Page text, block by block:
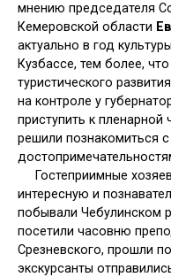
мнению председателя
Кемеровской области
актуально в год
Кузбассе, тем более,
туристического
на контроле у
приступить к пленарной
решили познакомиться
Гостеприимные
интересную и
побывали Чебулинском
посетили часовню
Срезневского, прошли
экскурсанты